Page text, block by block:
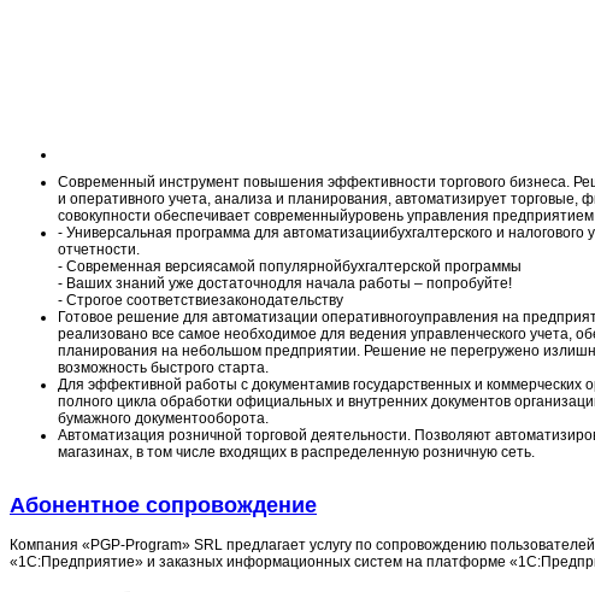
Современный инструмент повышения эффективности торгового бизнеса.
и оперативного учета, анализа и планирования, автоматизирует торговые,
совокупности обеспечивает современныйуровень управления
- Универсальная программа для автоматизациибухгалтерского и налогового
отчетности.
- Современная версиясамой популярнойбухгалтерской программы
- Ваших знаний уже достаточнодля начала работы – попробуйте!
- Строгое соответствиезаконодательству
Готовое решение для автоматизации оперативногоуправления на
реализовано все самое необходимое для ведения управленческого учета,
планирования на небольшом предприятии. Решение не перегружено
возможность быстрого старта.
Для эффективной работы с документамив государственных и коммерческих
полного цикла обработки официальных и внутренних документов
бумажного документооборота.
Автоматизация розничной торговой деятельности. Позволяют
магазинах, в том числе входящих в распределенную розничную сеть.
Абонентное сопровождение
Компания «PGP-Program» SRL предлагает услугу по сопровождению
«1С:Предприятие» и заказных информационных систем на платформе